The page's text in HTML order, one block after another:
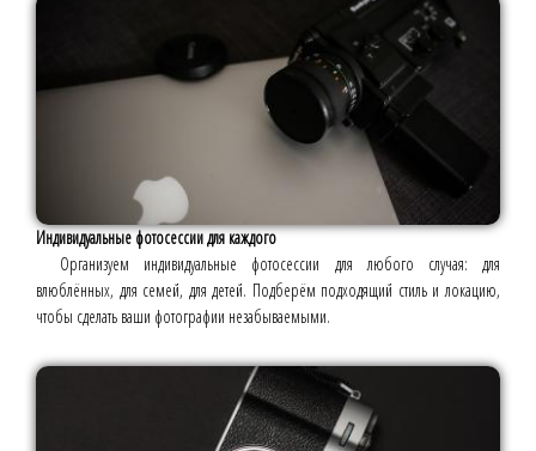
Индивидуальные фотосессии для каждого
Организуем индивидуальные фотосессии для любого случая: для
влюблённых, для семей, для детей. Подберём подходящий стиль и локацию,
чтобы сделать ваши фотографии незабываемыми.